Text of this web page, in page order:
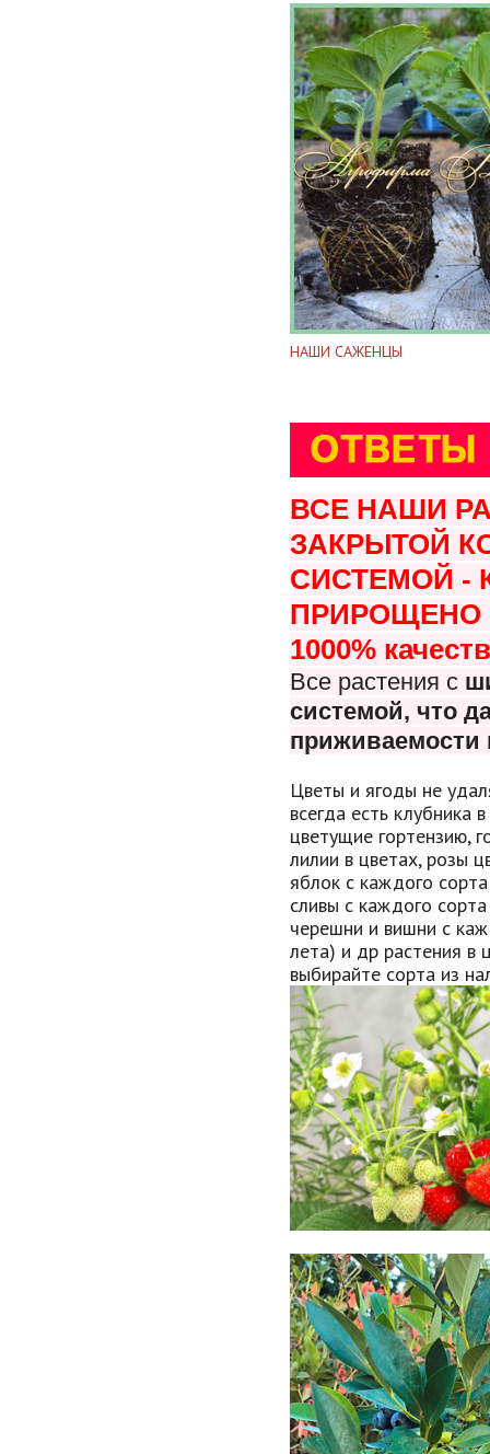
НАШИ САЖЕНЦЫ
ВСЕ НАШИ
ЗАКРЫТОЙ
СИСТЕМОЙ -
ПРИРОЩЕНО
1000%
Все растения с
системой, что
приживаемости
Цветы и ягоды не
всегда есть клубника
цветущие гортензию,
лилии в цветах, розы
яблок с каждого
сливы с каждого
черешни и вишни с
лета) и др растения в
выбирайте сорта из